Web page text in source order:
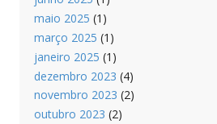
maio 2025 (1)
março 2025 (1)
janeiro 2025 (1)
dezembro 2023 (4)
novembro 2023 (2)
outubro 2023 (2)